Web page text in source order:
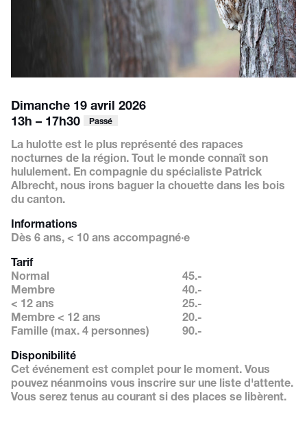
Rechercher
Dimanche 19 avril 2026
13h – 17h30
Passé
La hulotte est le plus représenté des rapaces
nocturnes de la région. Tout le monde connaît son
hululement. En compagnie du spécialiste Patrick
Albrecht, nous irons baguer la chouette dans les bois
du canton.
Informations
Dès 6 ans, < 10 ans accompagné·e
Tarif
Normal
45.-
Membre
40.-
< 12 ans
25.-
Membre < 12 ans
20.-
Famille (max. 4 personnes)
90.-
Disponibilité
Cet événement est complet pour le moment. Vous
pouvez néanmoins vous inscrire sur une liste d'attente.
Vous serez tenus au courant si des places se libèrent.